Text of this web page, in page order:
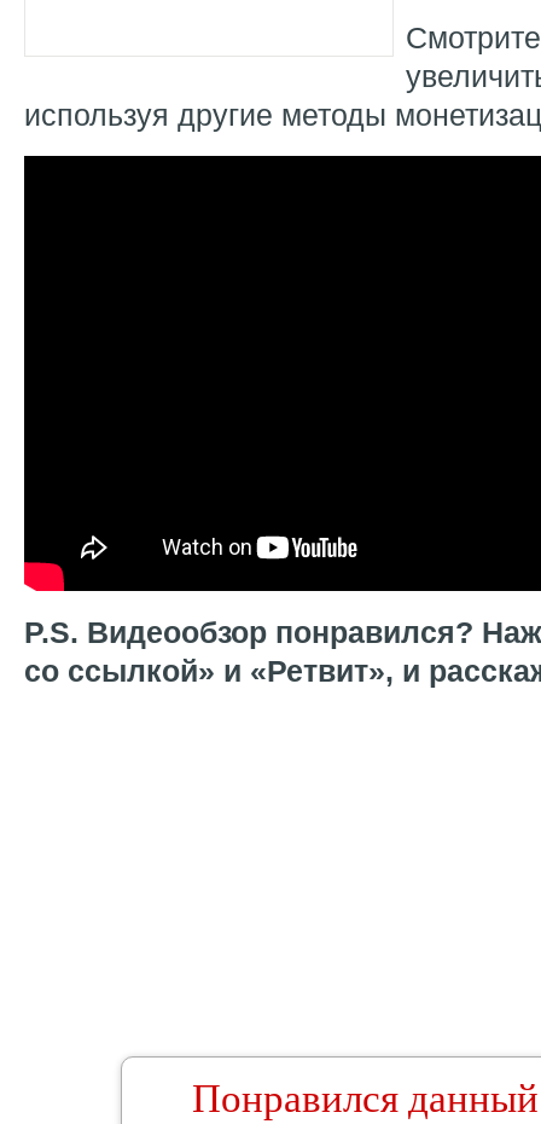
используя другие методы
P.S. Видеообзор понравился?
со ссылкой» и «Ретвит», и
Понравился